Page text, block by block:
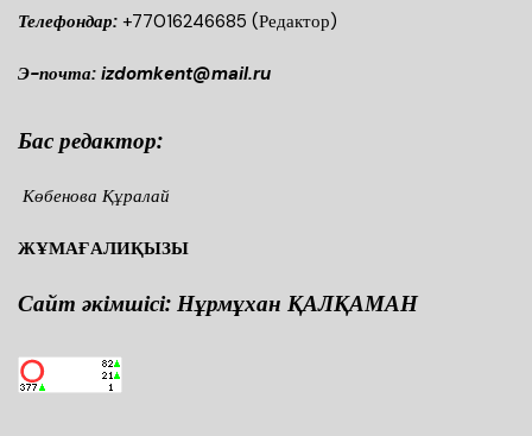
Телефондар: +77016246685 (Редактор)
Э-почта: izdomkent@mail.ru
Бас редактор:
Көбенова Құралай
ЖҰМАҒАЛИҚЫЗЫ
Сайт әкімшісі: Нұрмұхан ҚАЛҚАМАН